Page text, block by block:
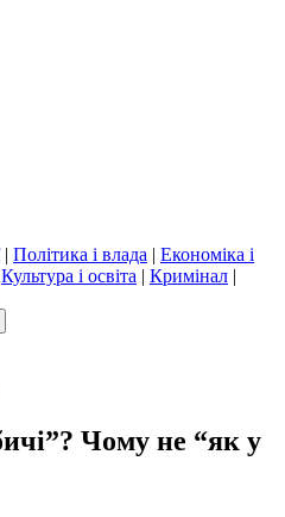
| Політика і влада | Економіка і
Культура і освіта | Кримінал |
Чому не “як у